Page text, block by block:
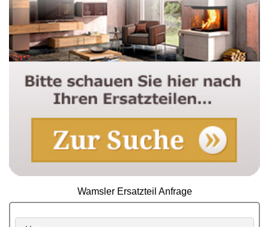
Wamsler Ersatzteil Anfrage